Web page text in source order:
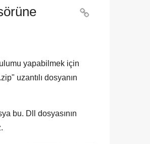

yapabilmek için
.zip" uzantılı dosyanın
bu. Dll dosyasının